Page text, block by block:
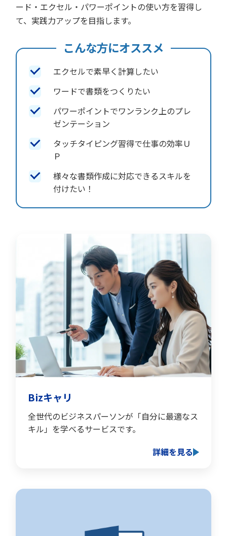
ード・エクセル・パワーポイントの使い方を習得し
て、実践力アップを目指します。
こんな方にオススメ
エクセルで素早く計算したい
ワードで書類をつくりたい
パワーポイントでワンランク上のプレ
ゼンテーション
タッチタイピング習得で仕事の効率Ｕ
Ｐ
様々な書類作成に対応できるスキルを
付けたい！
Bizキャリ
全世代のビジネスパーソンが「自分に最適なス
キル」を学べるサービスです。
詳細を見る